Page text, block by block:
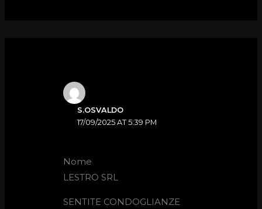
S.OSVALDO
17/09/2025 AT 5:39 PM
Nome
LESTRO SRL
SENTITE CONDOGLIANZE